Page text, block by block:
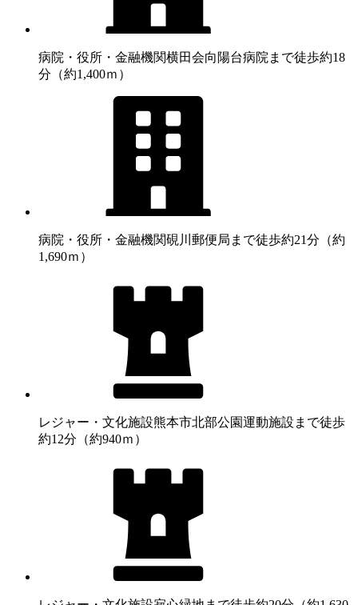
病院・役所・金融機関横田会向陽台病院まで徒歩約18
分（約1,400ｍ）
病院・役所・金融機関硯川郵便局まで徒歩約21分（約
1,690ｍ）
レジャー・文化施設熊本市北部公園運動施設まで徒歩
約12分（約940ｍ）